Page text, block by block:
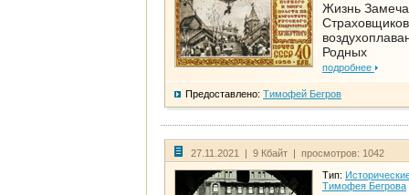
Жизнь
Родных
подробнее
Предоставлено: Тимофей Бегров
27.11.2021 | 9 Кбайт | просмотров: 1042
Тип:
Тимофея Бегрова